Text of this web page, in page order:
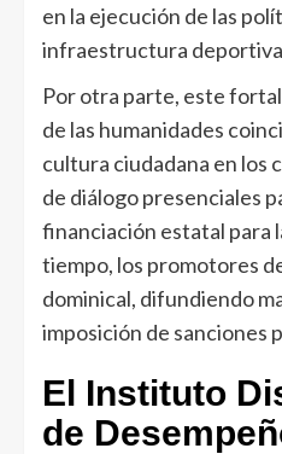
en la ejecución de las
infraestructura deportiva
Por otra parte, este
de las humanidades
cultura ciudadana en los
de diálogo presenciales
financiación estatal para
tiempo, los promotores
dominical, difundiendo
imposición de sanciones
El Instituto
de